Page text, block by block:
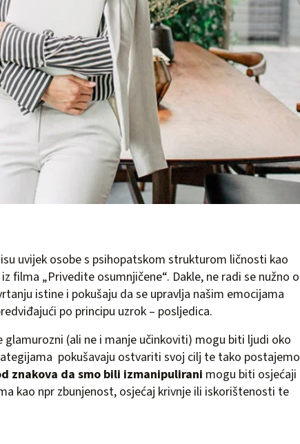
uvijek osobe s psihopatskom strukturom ličnosti kao
iz filma „Privedite osumnjičene“. Dakle, ne radi se nužno o
istine i pokušaju da se upravlja našim emocijama
po principu uzrok – posljedica.
glamurozni (ali ne i manje učinkoviti) mogu biti ljudi oko
pokušavaju ostvariti svoj cilj te tako postajemo
znakova da smo bili izmanipulirani mogu biti osjećaji
kao npr zbunjenost, osjećaj krivnje ili iskorištenosti te